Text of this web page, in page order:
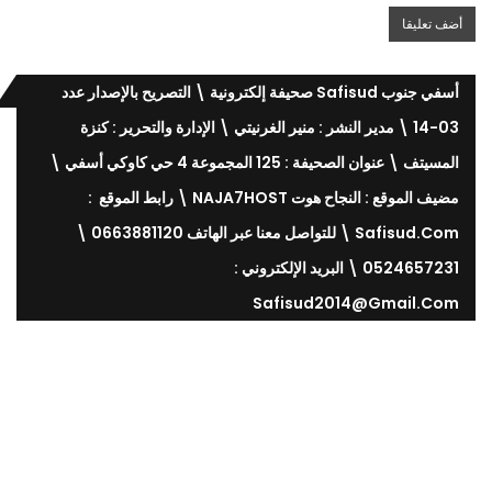
أسفي جنوب Safisud صحيفة إلكترونية \ التصريح بالإصدار عدد
03-14 \ مدير النشر : منير الغرنيتي \ الإدارة والتحرير : كنزة
المسيتف \ عنوان الصحيفة : 125 المجموعة 4 حي كاوكي أسفي \
مضيف الموقع : النجاح هوت NAJA7HOST \ رابط الموقع :
Safisud.com \ للتواصل معنا عبر الهاتف 0663881120 \
0524657231 \ البريد الإلكتروني :
Safisud2014@gmail.com